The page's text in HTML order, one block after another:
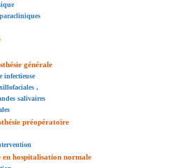
générale
infectieuse
,
salivaires
préopératoire
en hospitalisation normale